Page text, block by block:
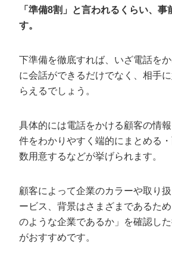
「準備8割」と言われるくらい、事
す。
下準備を徹底すれば、いざ電話を
に会話ができるだけでなく、相手
らえるでしょう。
具体的には電話をかける顧客の情
件をわかりやすく端的にまとめる
数用意するなどが挙げられます。
顧客によって企業のカラーや取り
ービス、背景はさまざまであるた
のような企業であるか」を確認し
がおすすめです。